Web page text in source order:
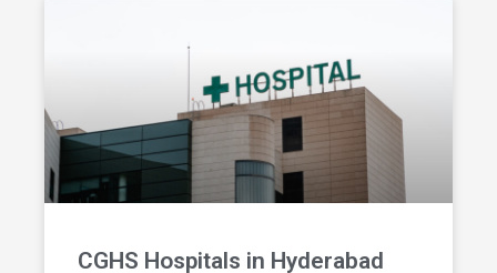
CGHS Hospitals in Hyderabad